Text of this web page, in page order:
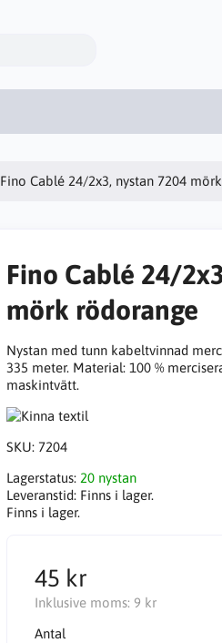
Fino Cablé 24/2x3, nystan 7204
Fino Cablé 24/
mörk rödorange
Nystan med tunn kabeltvinnad
335 meter. Material: 100 %
maskintvätt.
SKU: 7204
Lagerstatus: 20 nystan
Leveranstid: Finns i lager.
Finns i lager.
45 kr
Inklusive moms: 9 kr
Antal